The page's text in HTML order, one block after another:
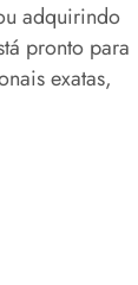
adquirindo
pronto para
exatas,